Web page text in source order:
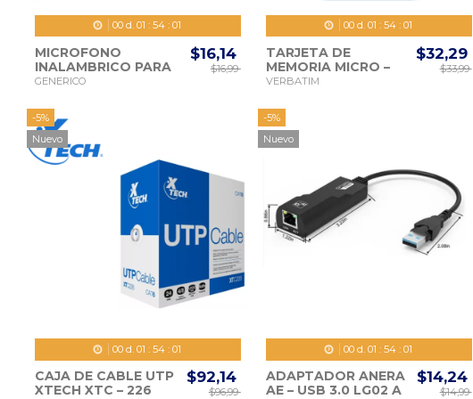
00 d. 01 :53: 59
MICROFONO
INALAMBRICO PARA
CELULAR TIPO C
GENERICO
$16,14
$16,99
00 d. 01 :53: 59
TARJETA DE
MEMORIA MICRO –
SD VERBATIM +
44085 V10 CLASE 10
VERBATIM
$32,29
$33,99
-5%
Nuevo
00 d. 01 :53: 59
CAJA DE CABLE UTP
XTECH XTC – 226
$92,14
$96,99
-5%
Nuevo
00 d. 01 :53: 59
ADAPTADOR ANERA
AE – USB 3.0 LG02 A
$14,24
$14,99